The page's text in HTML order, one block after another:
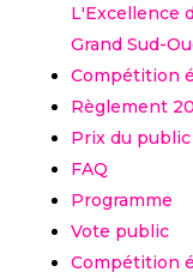
L'Excellence
Grand Sud-
Compétition
Règlement
Prix du
FAQ
Programme
Vote public
Compétition